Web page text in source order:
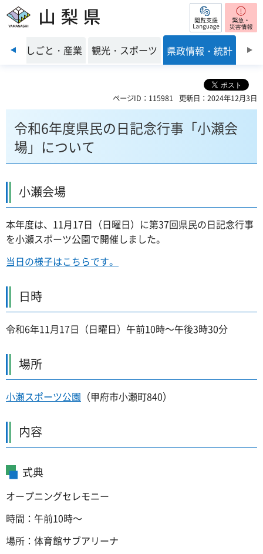
山梨県 閲覧支援
前のスライドを表示
境 しごと・産業 観光・スポーツ 県政情報・統計
ページID：115981 更新日：2024年12月3日
令和6年度県民の日記念行事「小瀬会
場」について
小瀬会場
本年度は、11月17日（日曜日）に第37回県民の日記念行事
を小瀬スポーツ公園で開催しました。
当日の様子はこちらです。
日時
令和6年11月17日（日曜日）午前10時～午後3時30分
場所
小瀬スポーツ公園 （甲府市小瀬町840）
内容
式典
オープニングセレモニー
時間：午前10時～
場所：体育館サブアリーナ